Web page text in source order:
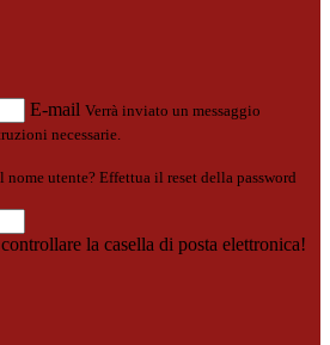
E-mail Verrà inviato un messaggio
necessarie.
nome utente? Effettua il reset della password
la casella di posta elettronica!